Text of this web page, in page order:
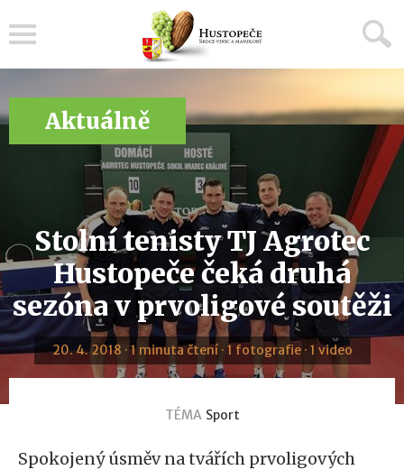
Aktuálně
Stolní tenisty TJ Agrotec
Hustopeče čeká druhá
sezóna v prvoligové soutěži
20. 4. 2018 · 1 minuta čtení · 1 fotografie · 1 video
TÉMA Sport
Spokojený úsměv na tvářích prvoligových